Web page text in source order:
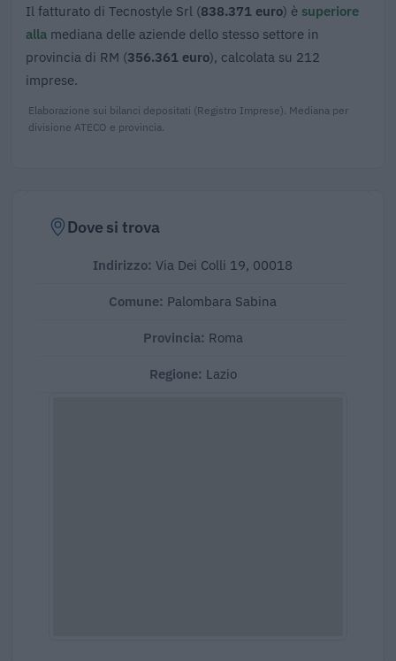
Il fatturato di Tecnostyle Srl (838.371 euro) è superiore
alla mediana delle aziende dello stesso settore in
provincia di RM (356.361 euro), calcolata su 212
imprese.
Elaborazione sui bilanci depositati (Registro Imprese). Mediana per
divisione ATECO e provincia.
Dove si trova
Indirizzo: Via Dei Colli 19, 00018
Comune: Palombara Sabina
Provincia: Roma
Regione: Lazio